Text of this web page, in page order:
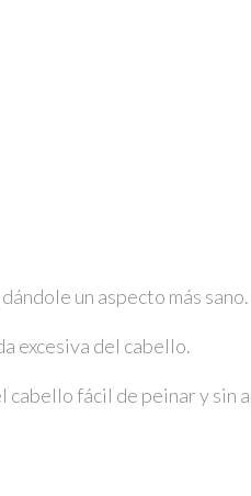
un aspecto más sano.
excesiva del cabello.
fácil de peinar y sin